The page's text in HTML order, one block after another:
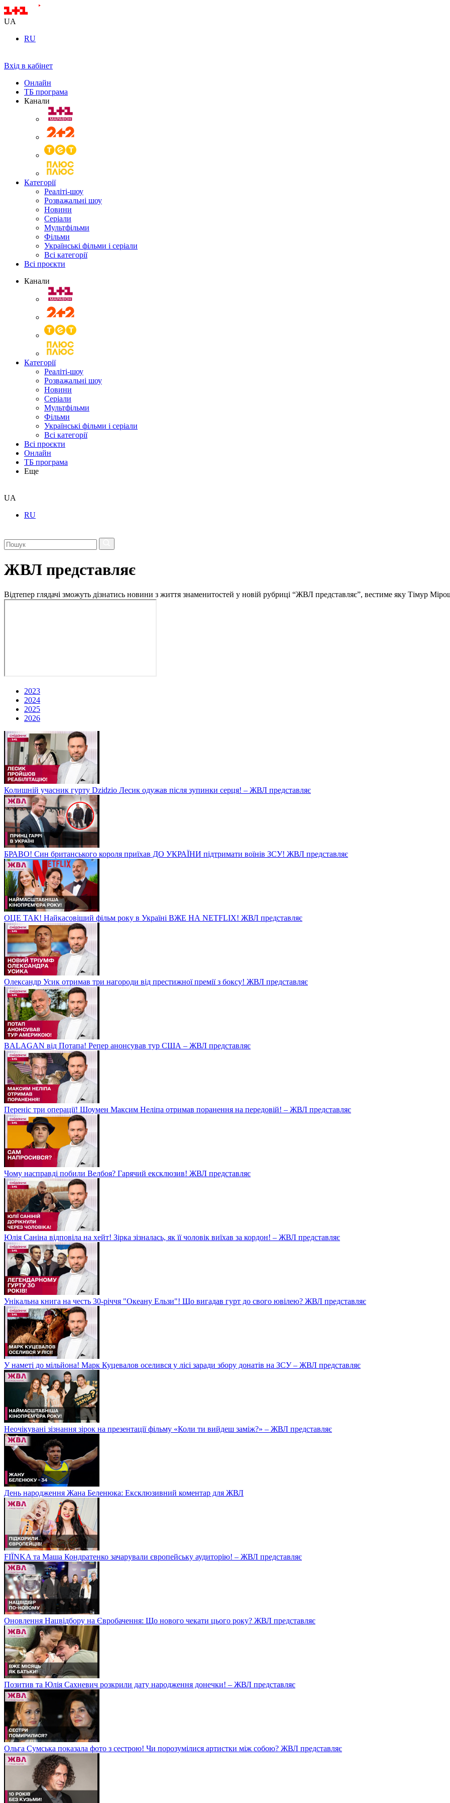
UA
RU
Вхід в кабінет
Онлайн
ТБ програма
Канали
Категорії
Реаліті-шоу
Розважальні шоу
Новини
Серіали
Мультфільми
Фільми
Українські фільми і серіали
Всі категорії
Всі проєкти
Канали
Категорії
Реаліті-шоу
Розважальні шоу
Новини
Серіали
Мультфільми
Фільми
Українські фільми і серіали
Всі категорії
Всі проєкти
Онлайн
ТБ програма
Еще
UA
RU
ЖВЛ представляє
Відтепер глядачі зможуть дізнатись новини з життя знаменитостей у новій рубриці “ЖВЛ представляє”, вестиме яку Тімур
2023
2024
2025
2026
Колишній учасник гурту Dzidzio Лесик одужав після зупинки серця! – ЖВЛ представляє
БРАВО! Син британського короля приїхав ДО УКРАЇНИ підтримати воїнів ЗСУ! ЖВЛ представляє
ОЦЕ ТАК! Найкасовіший фільм року в Україні ВЖЕ НА NETFLIX! ЖВЛ представляє
Олександр Усик отримав три нагороди від престижної премії з боксу! ЖВЛ представляє
BALAGAN від Потапа! Репер анонсував тур США – ЖВЛ представляє
Переніс три операції! Шоумен Максим Неліпа отримав поранення на передовій! – ЖВЛ представляє
Чому насправді побили Велбоя? Гарячий ексклюзив! ЖВЛ представляє
Юлія Саніна відповіла на хейт! Зірка зізналась, як її чоловік виїхав за кордон! – ЖВЛ представляє
Унікальна книга на честь 30-річчя "Океану Ельзи"! Що вигадав гурт до свого ювілею? ЖВЛ представляє
У наметі до мільйона! Марк Куцевалов оселився у лісі заради збору донатів на ЗСУ – ЖВЛ представляє
Неочікувані зізнання зірок на презентації фільму «Коли ти вийдеш заміж?» – ЖВЛ представляє
День народження Жана Беленюка: Ексклюзивний коментар для ЖВЛ
FIЇNKA та Маша Кондратенко зачарували європейську аудиторію! – ЖВЛ представляє
Оновлення Нацвідбору на Євробачення: Що нового чекати цього року? ЖВЛ представляє
Позитив та Юлія Сахневич розкрили дату народження донечки! – ЖВЛ представляє
Ольга Сумська показала фото з сестрою! Чи порозумілися артистки між собою? ЖВЛ представляє